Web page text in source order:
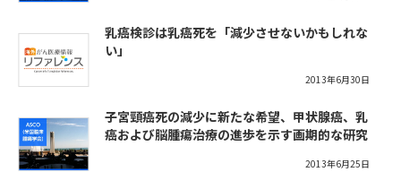
乳癌検診は乳癌死を「減少させないかもしれな
い」
2013年6月30日
子宮頸癌死の減少に新たな希望、甲状腺癌、乳
癌および脳腫瘍治療の進歩を示す画期的な研究
2013年6月25日